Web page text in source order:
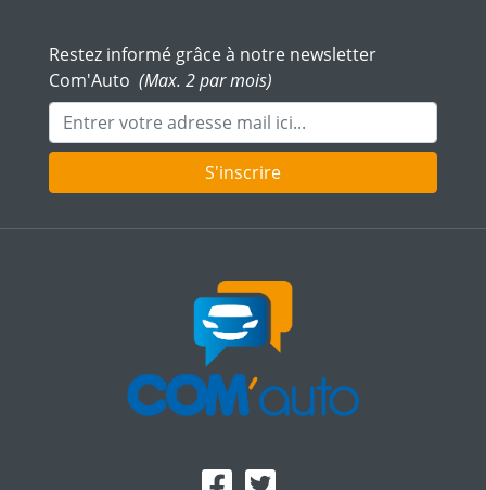
Restez informé grâce à notre newsletter
Com'Auto (Max. 2 par mois)
Adresse mail
S'inscrire